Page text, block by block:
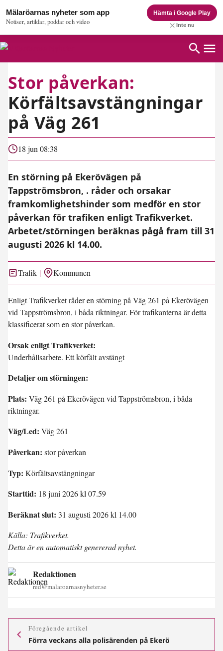
Mälaröarnas nyheter som app
Notiser, artiklar, poddar och video
Hämta i Google Play
Inte nu
Stor påverkan:
Körfältsavstängningar
på Väg 261
18 jun 08:38
En störning på Ekerövägen på
Tappströmsbron, . råder och orsakar
framkomlighetshinder som medför en stor
påverkan för trafiken enligt Trafikverket.
Arbetet/störningen beräknas pågå fram till 31
augusti 2026 kl 14.00.
Trafik Kommunen
Enligt Trafikverket råder en störning på Väg 261 på Ekerövägen
vid Tappströmsbron, i båda riktningar. För trafikanterna är detta
klassificerat som en stor påverkan.
Orsak enligt Trafikverket:
Underhållsarbete. Ett körfält avstängt
Detaljer om störningen:
Plats: Väg 261 på Ekerövägen vid Tappströmsbron, i båda
riktningar.
Väg/Led: Väg 261
Påverkan: stor påverkan
Typ: Körfältsavstängningar
Starttid: 18 juni 2026 kl 07.59
Beräknat slut: 31 augusti 2026 kl 14.00
Källa: Trafikverket.
Detta är en automatiskt genererad nyhet.
Redaktionen
red@malaroarnasnyheter.se
Föregående artikel
Förra veckans alla polisärenden på Ekerö